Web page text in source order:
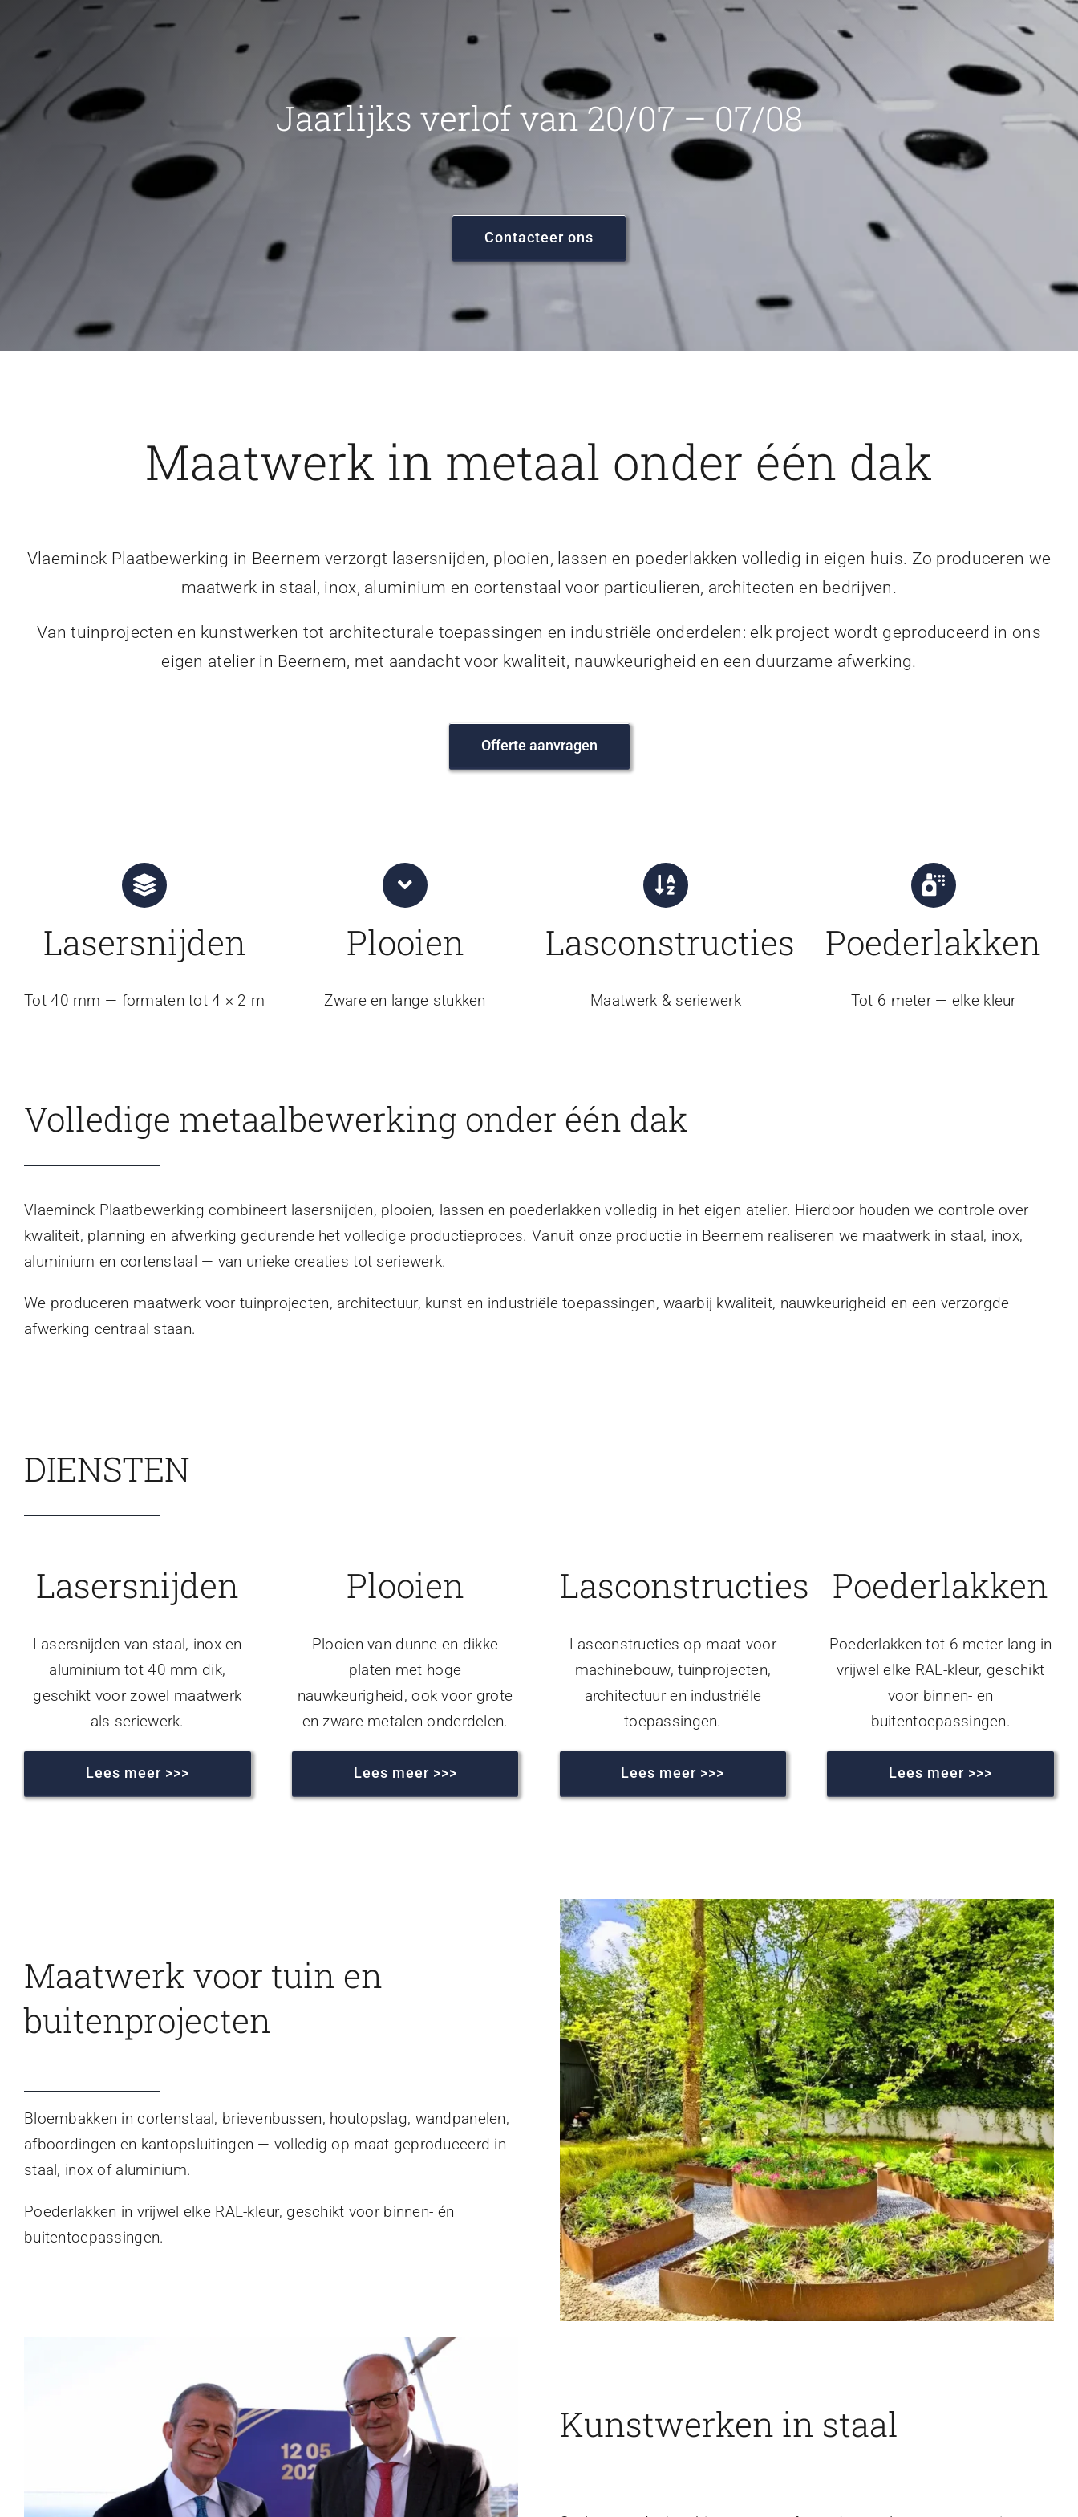
Jaarlijks verlof van 20/07 – 07/08
Contacteer ons
Maatwerk in metaal onder één dak
Vlaeminck Plaatbewerking in Beernem verzorgt lasersnijden, plooien, lassen en poederlakken volledig in eigen huis. Zo produceren we
maatwerk in staal, inox, aluminium en cortenstaal voor particulieren, architecten en bedrijven.
Van tuinprojecten en kunstwerken tot architecturale toepassingen en industriële onderdelen: elk project wordt geproduceerd in ons
eigen atelier in Beernem, met aandacht voor kwaliteit, nauwkeurigheid en een duurzame afwerking.
Offerte aanvragen
Lasersnijden
Tot 40 mm — formaten tot 4 × 2 m
Plooien
Zware en lange stukken
Lasconstructies
Maatwerk & seriewerk
Poederlakken
Tot 6 meter — elke kleur
Volledige metaalbewerking onder één dak
Vlaeminck Plaatbewerking combineert lasersnijden, plooien, lassen en poederlakken volledig in het eigen atelier. Hierdoor houden we controle over
kwaliteit, planning en afwerking gedurende het volledige productieproces. Vanuit onze productie in Beernem realiseren we maatwerk in staal, inox,
aluminium en cortenstaal — van unieke creaties tot seriewerk.
We produceren maatwerk voor tuinprojecten, architectuur, kunst en industriële toepassingen, waarbij kwaliteit, nauwkeurigheid en een verzorgde
afwerking centraal staan.
DIENSTEN
Lasersnijden
Lasersnijden van staal, inox en
aluminium tot 40 mm dik,
geschikt voor zowel maatwerk
als seriewerk.
Lees meer >>>
Plooien
Plooien van dunne en dikke
platen met hoge
nauwkeurigheid, ook voor grote
en zware metalen onderdelen.
Lees meer >>>
Lasconstructies
Lasconstructies op maat voor
machinebouw, tuinprojecten,
architectuur en industriële
toepassingen.
Lees meer >>>
Poederlakken
Poederlakken tot 6 meter lang in
vrijwel elke RAL-kleur, geschikt
voor binnen- en
buitentoepassingen.
Lees meer >>>
Maatwerk voor tuin en
buitenprojecten
Bloembakken in cortenstaal, brievenbussen, houtopslag, wandpanelen,
afboordingen en kantopsluitingen — volledig op maat geproduceerd in
staal, inox of aluminium.
Poederlakken in vrijwel elke RAL-kleur, geschikt voor binnen- én
buitentoepassingen.
Kunstwerken in staal